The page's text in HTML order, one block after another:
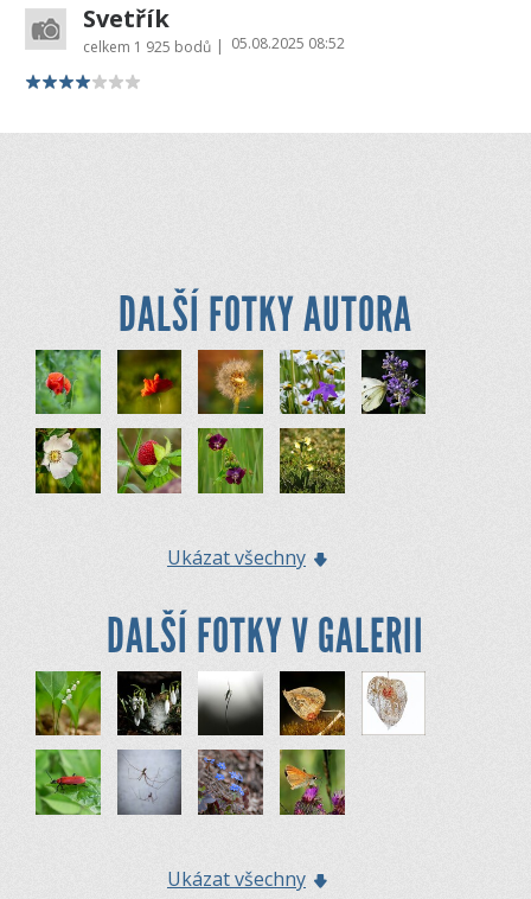
Svetřík
celkem 1 925 bodů | 05.08.2025 08:52
DALŠÍ FOTKY AUTORA
Ukázat všechny
DALŠÍ FOTKY V GALERII
Ukázat všechny